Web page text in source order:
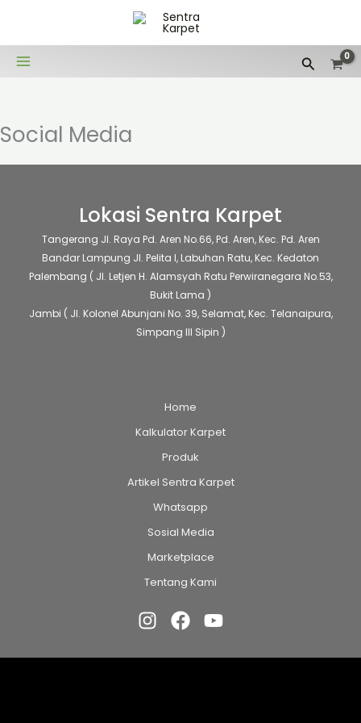
konten
Cari
Social Media
Lokasi Sentra Karpet
Tangerang Jl. Raya Pd. Aren No.66, Pd. Aren, Kec. Pd. Aren
Bandar Lampung Jl. Pelita I, Labuhan Ratu, Kec. Kedaton
Palembang ( Jl. Letjen H. Alamsyah Ratu Perwiranegara No.53,
Bukit Lama )
Jambi ( Jl. Kolonel Abunjani No. 39, Selamat, Kec. Telanaipura,
Simpang III Sipin )
Home
Kalkulator Karpet
Produk
Artikel Sentra Karpet
Whatsapp
Sosial Media
Marketplace
Tentang Kami